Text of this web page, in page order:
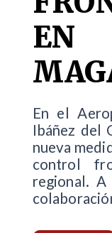
EN
En el
Ibáñez del
nueva
control
regional.